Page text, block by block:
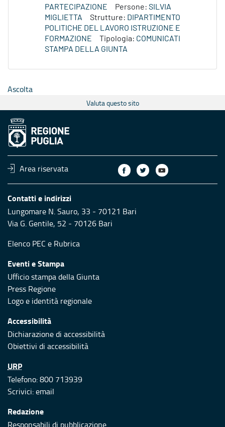
PARTECIPAZIONE
Persone: SILVIA
MIGLIETTA
Strutture: DIPARTIMENTO
POLITICHE DEL LAVORO ISTRUZIONE E
FORMAZIONE
Tipologia: COMUNICATI
STAMPA DELLA GIUNTA
Ascolta
Valuta questo sito
Area riservata
Contatti e indirizzi
Lungomare N. Sauro, 33 - 70121 Bari
Via G. Gentile, 52 - 70126 Bari
Elenco PEC e Rubrica
Eventi e Stampa
Ufficio stampa della Giunta
Press Regione
Logo e identità regionale
Accessibilità
Dichiarazione di accessibilità
Obiettivi di accessibilità
URP
Telefono: 800 713939
Scrivici:email
Redazione
Responsabili di pubblicazione